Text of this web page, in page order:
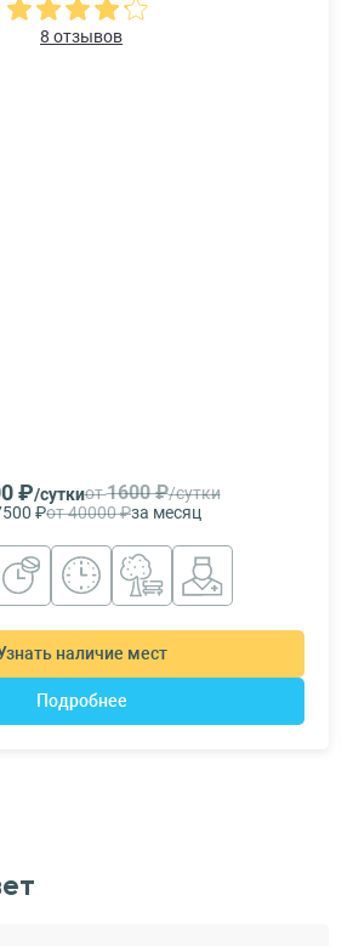
8 отзывов
₽/суткиот1600 ₽/сутки
₽от 40000 ₽за месяц
наличие мест
Подробнее